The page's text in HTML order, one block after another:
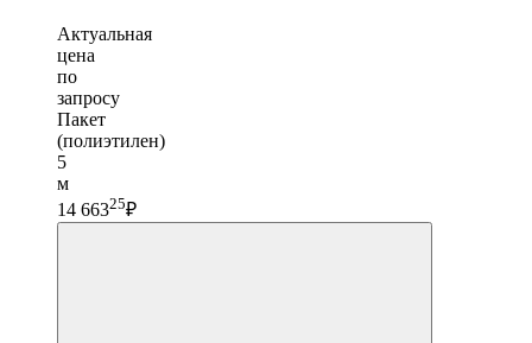
Актуальная
цена
по
запросу
Пакет
(полиэтилен)
5
м
14 66325₽